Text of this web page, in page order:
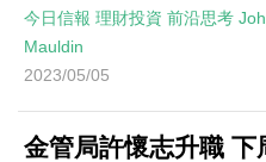
今日信報 理財投資 前沿思考
Mauldin
2023/05/05
金管局許懷志升職 下